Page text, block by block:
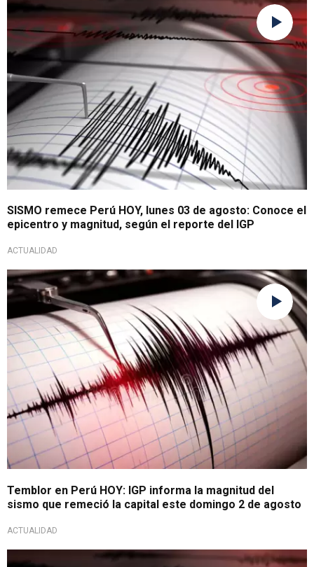
SISMO remece Perú HOY, lunes 03 de agosto: Conoce el
epicentro y magnitud, según el reporte del IGP
ACTUALIDAD
Tomar preocupaciones
Temblor en Perú HOY: IGP informa la magnitud del
sismo que remeció la capital este domingo 2 de agosto
ACTUALIDAD